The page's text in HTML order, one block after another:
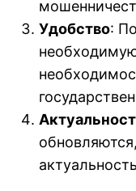
Удобство: